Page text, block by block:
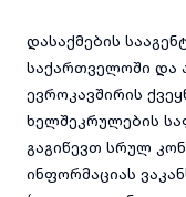
დასაქმების
საქართველოში და
ევროკავშირის
ხელშეკრულების
გაგიწევთ სრულ
ინფორმაციას